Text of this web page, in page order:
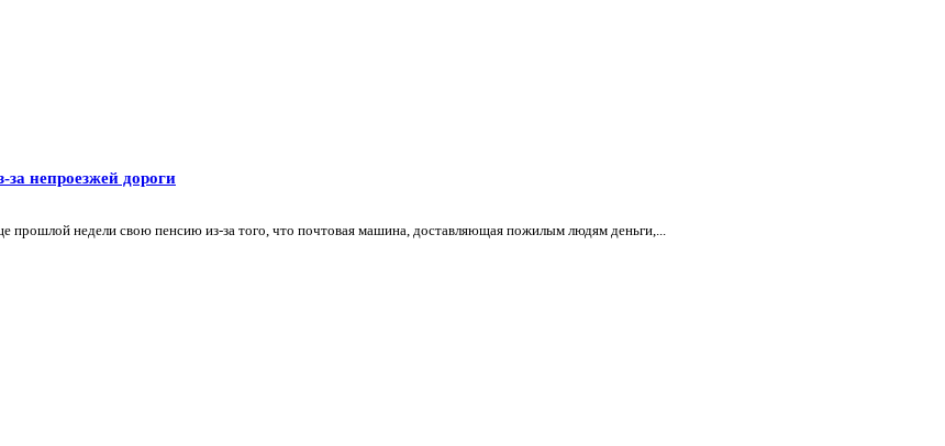
за непроезжей дороги
прошлой недели свою пенсию из-за того, что почтовая машина, доставляющая пожилым людям деньги,...